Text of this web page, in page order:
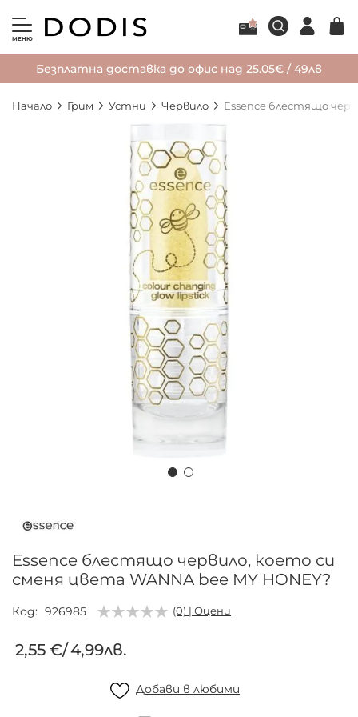
МЕНЮ
Безплатна доставка до офис над 25.05€ / 49лв
Начало Грим Устни Червило Essence блестящо
началото
галерия
със
снимки
Essence блестящо червило, което си
сменя цвета WANNA bee MY HONEY?
Код 926985 (0) | Оцени
2,55 €/4,99лв.
Добави в любими